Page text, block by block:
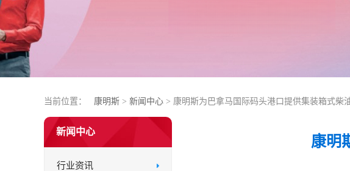
当前位置： 康明斯 > 新闻中心 > 康明斯为巴拿马国际码头港口提供集装箱式柴
康明
新闻中心
行业资讯